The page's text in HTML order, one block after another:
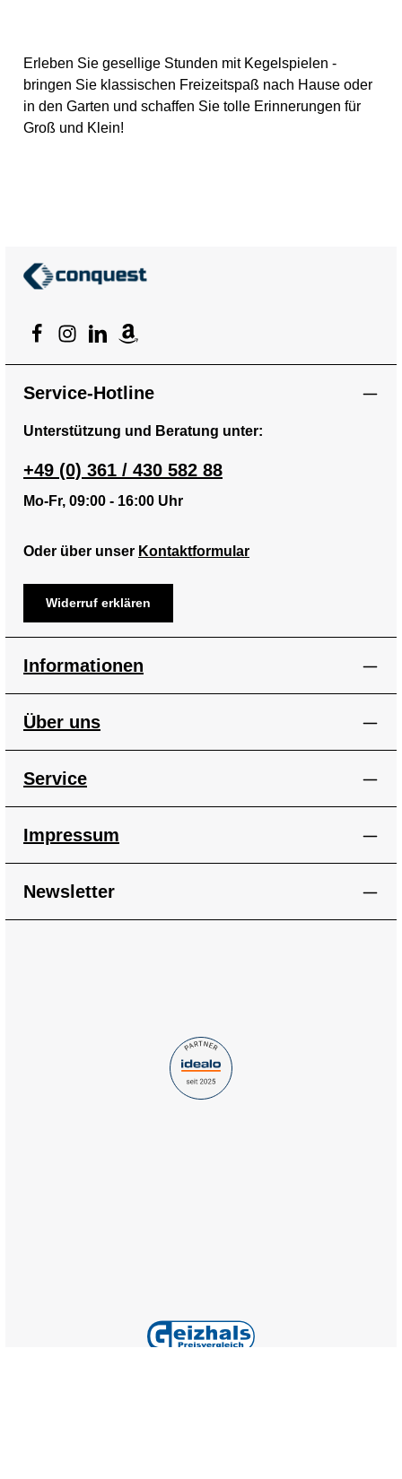
Erleben Sie gesellige Stunden mit Kegelspielen -
bringen Sie klassischen Freizeitspaß nach Hause oder
in den Garten und schaffen Sie tolle Erinnerungen für
Groß und Klein!
Service-Hotline
Unterstützung und Beratung unter:
+49 (0) 361 / 430 582 88
Mo-Fr, 09:00 - 16:00 Uhr
Oder über unser Kontaktformular
Widerruf erklären
Informationen
Über uns
Service
Impressum
Newsletter